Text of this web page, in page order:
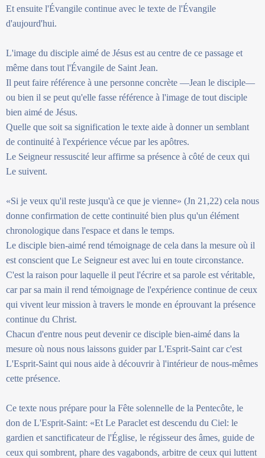
Et ensuite l'Évangile continue avec le texte de l'Évangile
d'aujourd'hui.
L'image du disciple aimé de Jésus est au centre de ce passage et
même dans tout l'Évangile de Saint Jean.
Il peut faire référence à une personne concrète —Jean le disciple—
ou bien il se peut qu'elle fasse référence à l'image de tout disciple
bien aimé de Jésus.
Quelle que soit sa signification le texte aide à donner un semblant
de continuité à l'expérience vécue par les apôtres.
Le Seigneur ressuscité leur affirme sa présence à côté de ceux qui
Le suivent.
«Si je veux qu'il reste jusqu'à ce que je vienne» (Jn 21,22) cela nous
donne confirmation de cette continuité bien plus qu'un élément
chronologique dans l'espace et dans le temps.
Le disciple bien-aimé rend témoignage de cela dans la mesure où il
est conscient que Le Seigneur est avec lui en toute circonstance.
C'est la raison pour laquelle il peut l'écrire et sa parole est véritable,
car par sa main il rend témoignage de l'expérience continue de ceux
qui vivent leur mission à travers le monde en éprouvant la présence
continue du Christ.
Chacun d'entre nous peut devenir ce disciple bien-aimé dans la
mesure où nous nous laissons guider par L'Esprit-Saint car c'est
L'Esprit-Saint qui nous aide à découvrir à l'intérieur de nous-mêmes
cette présence.
Ce texte nous prépare pour la Fête solennelle de la Pentecôte, le
don de L'Esprit-Saint: «Et Le Paraclet est descendu du Ciel: le
gardien et sanctificateur de l'Église, le régisseur des âmes, guide de
ceux qui sombrent, phare des vagabonds, arbitre de ceux qui luttent